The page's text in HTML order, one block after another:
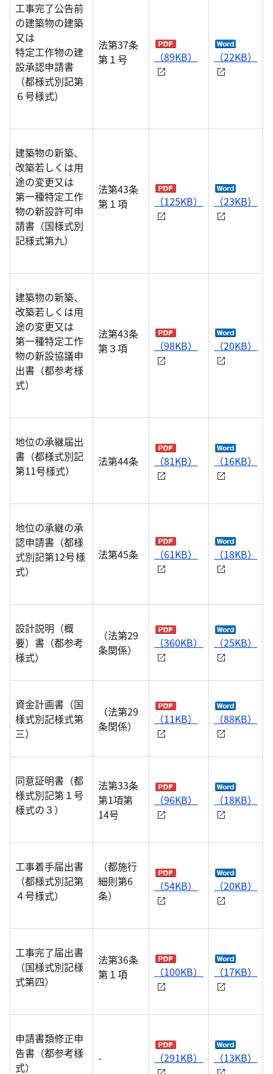
工事完了公告前
の建築物の建築
又は
特定工作物の建
設承認申請書
（都様式別記第
６号様式）
法第37条
第１号
（89KB） （22KB）
建築物の新築、
改築若しくは用
途の変更又は
第一種特定工作
物の新設許可申
請書（国様式別
記様式第九）
法第43条
第１項
（125KB） （23KB）
建築物の新築、
改築若しくは用
途の変更又は
第一種特定工作
物の新設協議申
出書（都参考様
式）
法第43条
第３項
（98KB） （20KB）
地位の承継届出
書（都様式別記
第11号様式）
法第44条 （81KB） （16KB）
地位の承継の承
認申請書（都様
式別記第12号様
式）
法第45条 （61KB） （18KB）
設計説明（概
要）書（都参考
様式）
（法第29
条関係）
（360KB） （25KB）
資金計画書（国
様式別記様式第
三）
（法第29
条関係）
（11KB） （88KB）
同意証明書（都
様式別記第１号
様式の３）
法第33条
第1項第
14号
（96KB） （18KB）
工事着手届出書
（都様式別記第
４号様式）
（都施行
細則第6
条）
（54KB） （20KB）
工事完了届出書
（国様式別記様
式第四）
法第36条
第１項
（100KB） （17KB）
申請書類修正申
告書（都参考様
式）
- （291KB） （13KB）